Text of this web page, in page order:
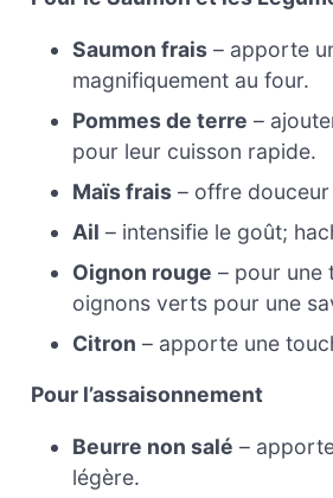
Saumon frais – apporte
magnifiquement au four.
Pommes de terre –
pour leur cuisson rapide.
Maïs frais – offre
Ail – intensifie le goût;
Oignon rouge – pour une
oignons verts pour une
Citron – apporte une
Pour l’assaisonnement
Beurre non salé –
légère.